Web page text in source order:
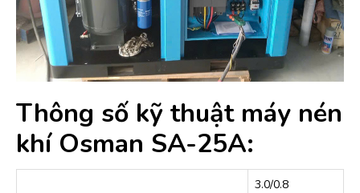
Thông số kỹ thuật máy nén
khí Osman SA-25A:
3.0/0.8